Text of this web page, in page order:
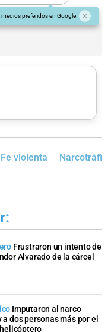
medios preferidos en Google
violenta
Frustraron un intento de
Alvarado de la cárcel
Imputaron al narco
a dos personas más por el